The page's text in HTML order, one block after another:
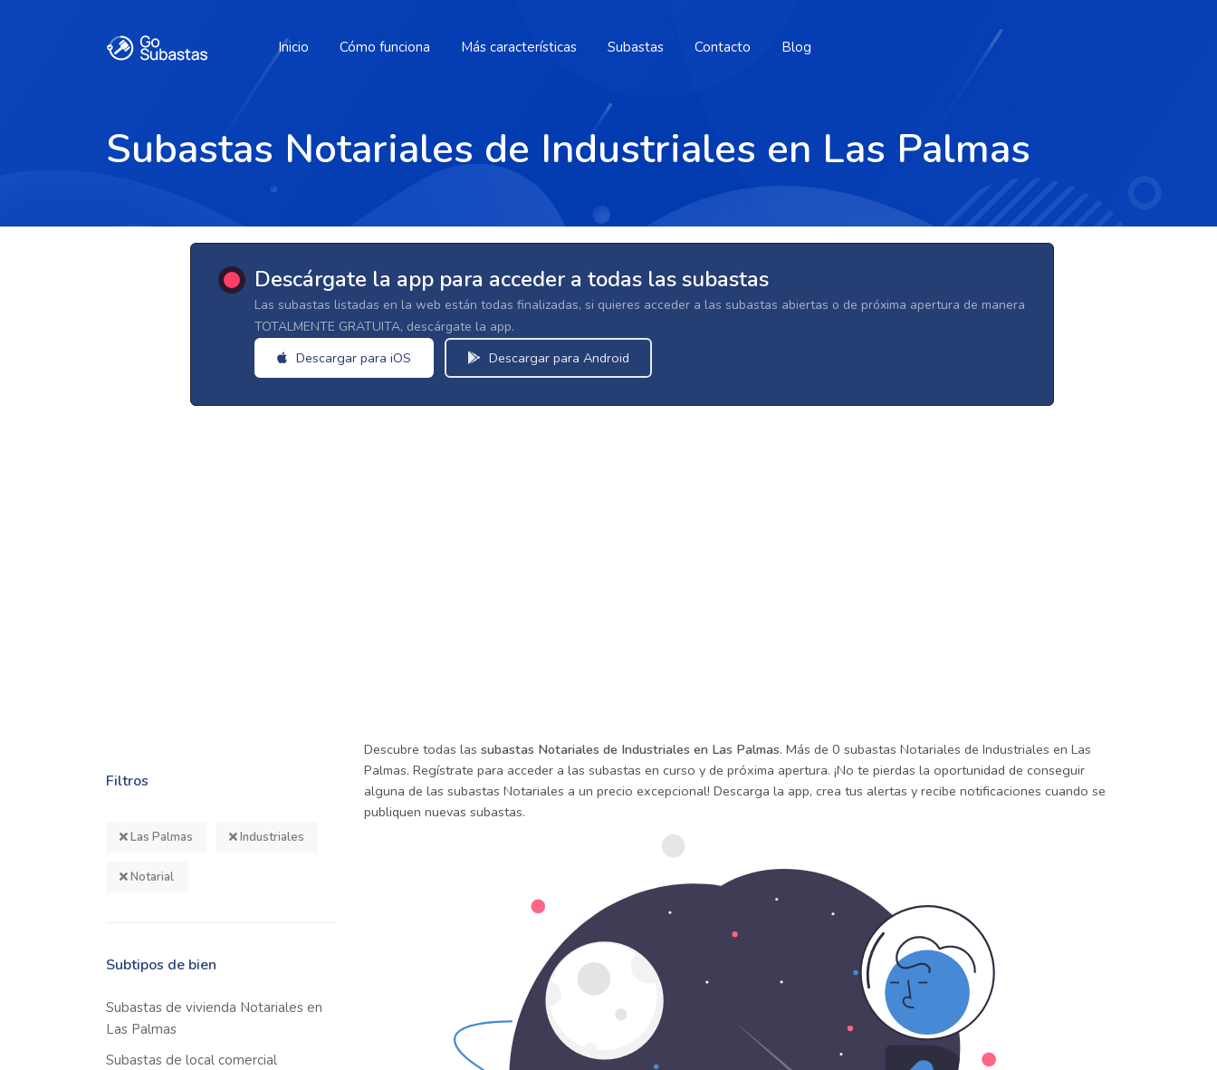
Inicio Cómo funciona Más características Subastas Contacto Blog
Subastas Notariales de Industriales en Las Palmas
Descárgate la app para acceder a todas las subastas
Las subastas listadas en la web están todas finalizadas, si quieres acceder a las subastas abiertas o de próxima apertura de manera
TOTALMENTE GRATUITA, descárgate la app.
Descargar para iOS Descargar para Android
Filtros
Las Palmas Industriales
Notarial
Subtipos de bien
Subastas de vivienda Notariales en
Las Palmas
Subastas de local comercial
Descubre todas las subastas Notariales de Industriales en Las Palmas. Más de 0 subastas Notariales de Industriales en Las
Palmas. Regístrate para acceder a las subastas en curso y de próxima apertura. ¡No te pierdas la oportunidad de conseguir
alguna de las subastas Notariales a un precio excepcional! Descarga la app, crea tus alertas y recibe notificaciones cuando se
publiquen nuevas subastas.